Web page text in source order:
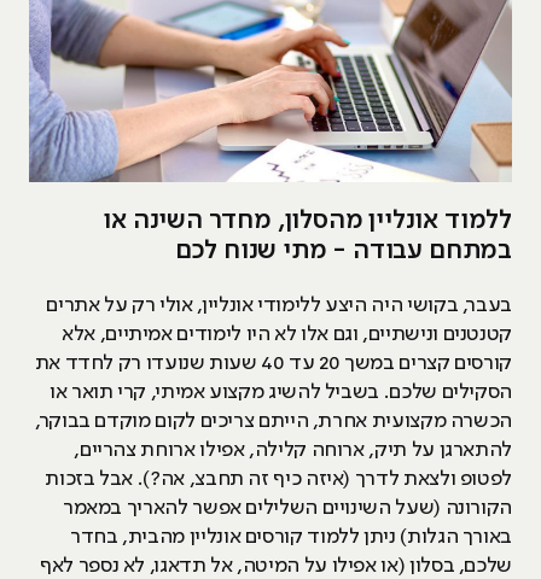
ללמוד אונליין מהסלון, מחדר השינה או
במתחם עבודה - מתי שנוח לכם
בעבר, בקושי היה היצע ללימודי אונליין, אולי רק על אתרים
קטנטנים ונישתיים, וגם אלו לא היו לימודים אמיתיים, אלא
קורסים קצרים במשך 20 עד 40 שעות שנועדו רק לחדד את
הסקילים שלכם. בשביל להשיג מקצוע אמיתי, קרי תואר או
הכשרה מקצועית אחרת, הייתם צריכים לקום מוקדם בבוקר,
להתארגן על תיק, ארוחה קלילה, אפילו ארוחת צהריים,
לפטופ ולצאת לדרך (איזה כיף זה תחבצ, אה?). אבל בזכות
הקורונה (שעל השינויים השלילים אפשר להאריך במאמר
באורך הגלות) ניתן ללמוד קורסים אונליין מהבית, בחדר
שלכם, בסלון (או אפילו על המיטה, אל תדאגו, לא נספר לאף